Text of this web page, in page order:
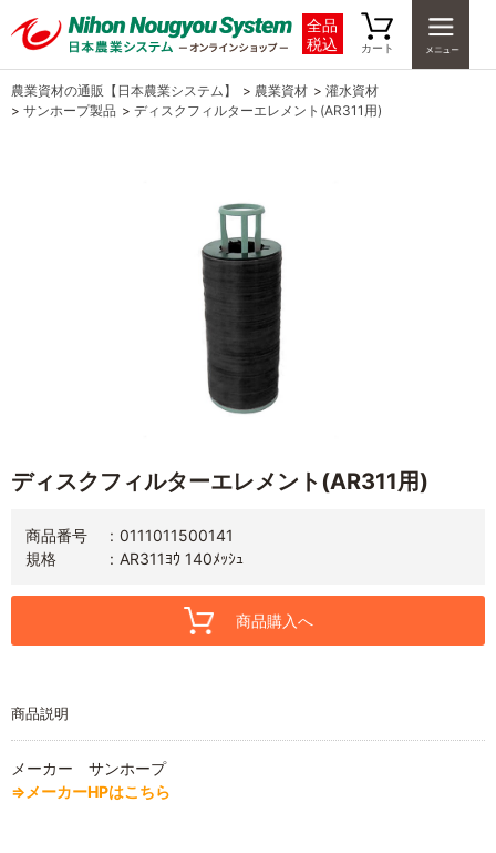
全品
税込
カート
農業資材の通販【日本農業システム】 > 農業資材 > 灌水資材
> サンホープ製品 > ディスクフィルターエレメント(AR311用)
ディスクフィルターエレメント(AR311用)
商品番号
0111011500141
規格
AR311ﾖｳ 140ﾒｯｼｭ
商品購入へ
商品説明
メーカー サンホープ
⇒メーカーHPはこちら